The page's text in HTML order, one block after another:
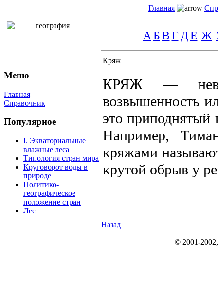
Главная
Меню
Главная
Справочник
Популярное
I. Экваториальные
влажные леса
Типология стран мира
Круговорот воды в
природе
Политико-
географическое
положение стран
Лес
А БВГ ДЕ Ж
Кряж
КРЯЖ —
возвышенность
это
Например,
кряжами
крутой обрыв у
Назад
© 2001-